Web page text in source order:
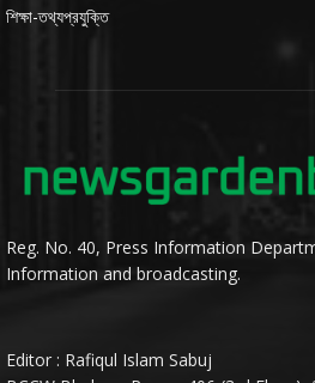
শিক্ষা-তথ্যপ্রযুক্তি
Reg. No. 40, Press Information
Information and broadcasting.
Editor : Rafiqul Islam Sabuj